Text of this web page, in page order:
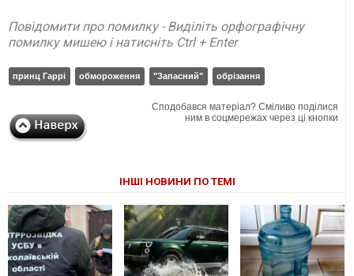
Повідомити про помилку - Виділіть орфографічну
помилку мишею і натисніть Ctrl + Enter
принц Гаррі обмороження "Запасний" обрізання
Сподобався матеріал? Сміливо поділися
ним в соцмережах через ці кнопки
ІНШІ НОВИНИ ПО ТЕМІ